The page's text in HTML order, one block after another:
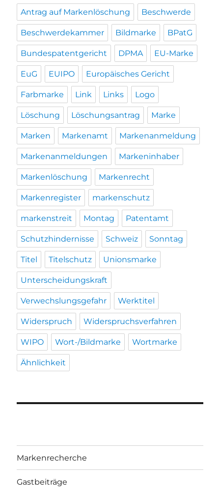
Antrag auf Markenlöschung Beschwerde
Beschwerdekammer Bildmarke BPatG
Bundespatentgericht DPMA EU-Marke
EuG EUIPO Europäisches Gericht
Farbmarke Link Links Logo
Löschung Löschungsantrag Marke
Marken Markenamt Markenanmeldung
Markenanmeldungen Markeninhaber
Markenlöschung Markenrecht
Markenregister markenschutz
markenstreit Montag Patentamt
Schutzhindernisse Schweiz Sonntag
Titel Titelschutz Unionsmarke
Unterscheidungskraft
Verwechslungsgefahr Werktitel
Widerspruch Widerspruchsverfahren
WIPO Wort-/Bildmarke Wortmarke
Ähnlichkeit
Markenrecherche
Gastbeiträge